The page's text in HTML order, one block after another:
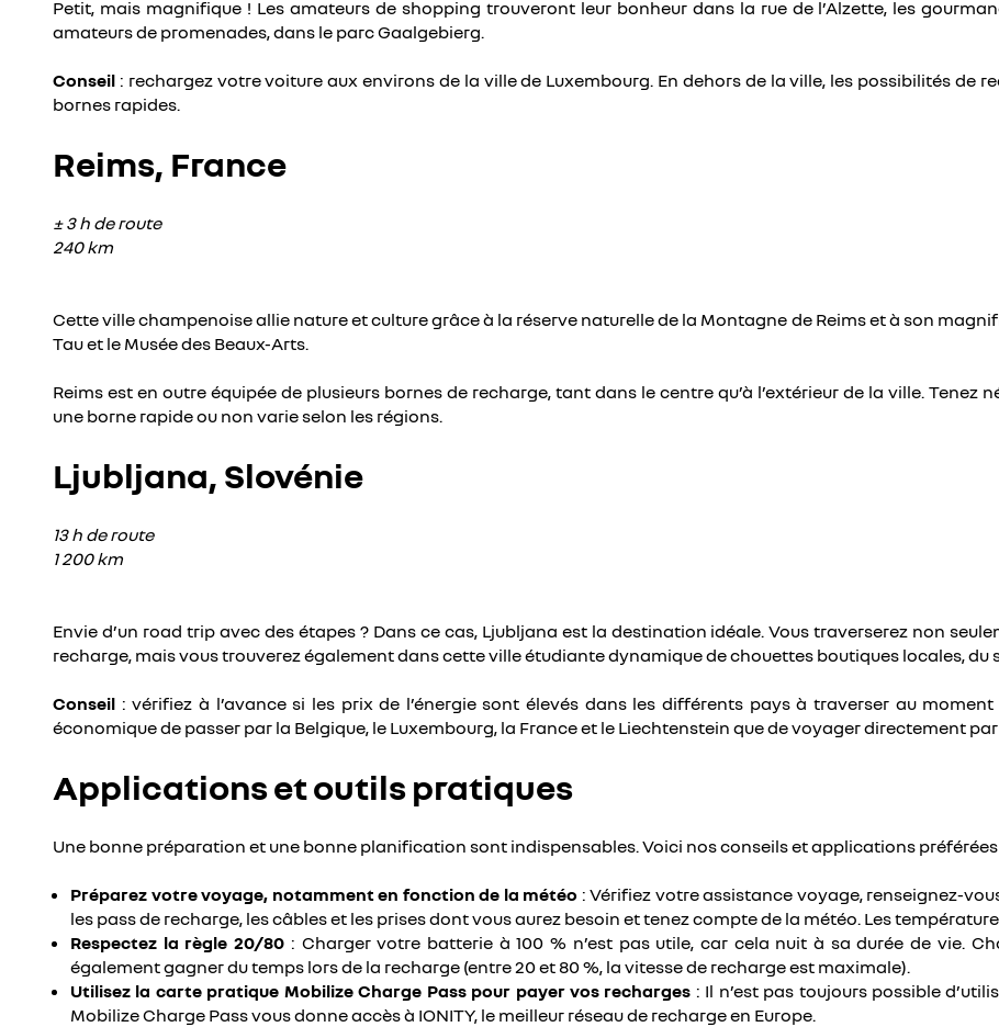
Petit, mais magnifique ! Les amateurs de shopping trouveront leur bonheur dans la rue de l’Alzette, les
amateurs de promenades, dans le parc Gaalgebierg.
Conseil : rechargez votre voiture aux environs de la ville de Luxembourg. En dehors de la ville, les possibilités de
bornes rapides.
Reims, France
± 3 h de route
240 km
Cette ville champenoise allie nature et culture grâce à la réserve naturelle de la Montagne de Reims et à son
Tau et le Musée des Beaux-Arts.
Reims est en outre équipée de plusieurs bornes de recharge, tant dans le centre qu’à l’extérieur de la ville.
une borne rapide ou non varie selon les régions.
Ljubljana, Slovénie
13 h de route
1 200 km
Envie d’un road trip avec des étapes ? Dans ce cas, Ljubljana est la destination idéale. Vous traverserez non
recharge, mais vous trouverez également dans cette ville étudiante dynamique de chouettes boutiques locales,
Conseil : vérifiez à l’avance si les prix de l’énergie sont élevés dans les différents pays à traverser au
économique de passer par la Belgique, le Luxembourg, la France et le Liechtenstein que de voyager directement par
Applications et outils pratiques
Une bonne préparation et une bonne planification sont indispensables. Voici nos conseils et applications
Préparez votre voyage, notamment en fonction de la météo : Vérifiez votre assistance voyage, renseignez-
les pass de recharge, les câbles et les prises dont vous aurez besoin et tenez compte de la météo. Les
Respectez la règle 20/80 : Charger votre batterie à 100 % n’est pas utile, car cela nuit à sa durée de vie.
également gagner du temps lors de la recharge (entre 20 et 80 %, la vitesse de recharge est maximale).
Utilisez la carte pratique Mobilize Charge Pass pour payer vos recharges : Il n’est pas toujours possible
Mobilize Charge Pass vous donne accès à IONITY, le meilleur réseau de recharge en Europe.